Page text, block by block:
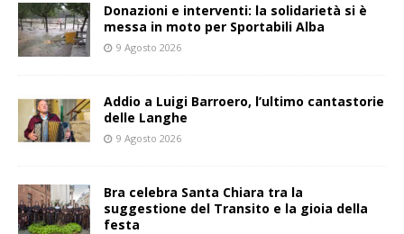
Donazioni e interventi: la solidarietà si è
messa in moto per Sportabili Alba
9 Agosto 2026
Addio a Luigi Barroero, l’ultimo cantastorie
delle Langhe
9 Agosto 2026
Bra celebra Santa Chiara tra la
suggestione del Transito e la gioia della
festa